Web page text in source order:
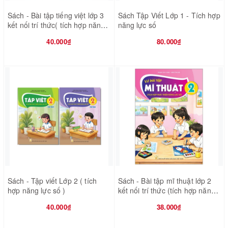
Sách - Bài tập tiếng việt lớp 3
kết nối trí thức( tích hợp năng
40.000₫
Sách Tập Viết Lớp 1 - Tích hợp
năng lực số
80.000₫
Sách - Tập viết Lớp 2 ( tích
hợp năng lực số )
40.000₫
Sách - Bài tập mĩ thuật lớp 2
kết nối trí thức (tích hợp năng
38.000₫